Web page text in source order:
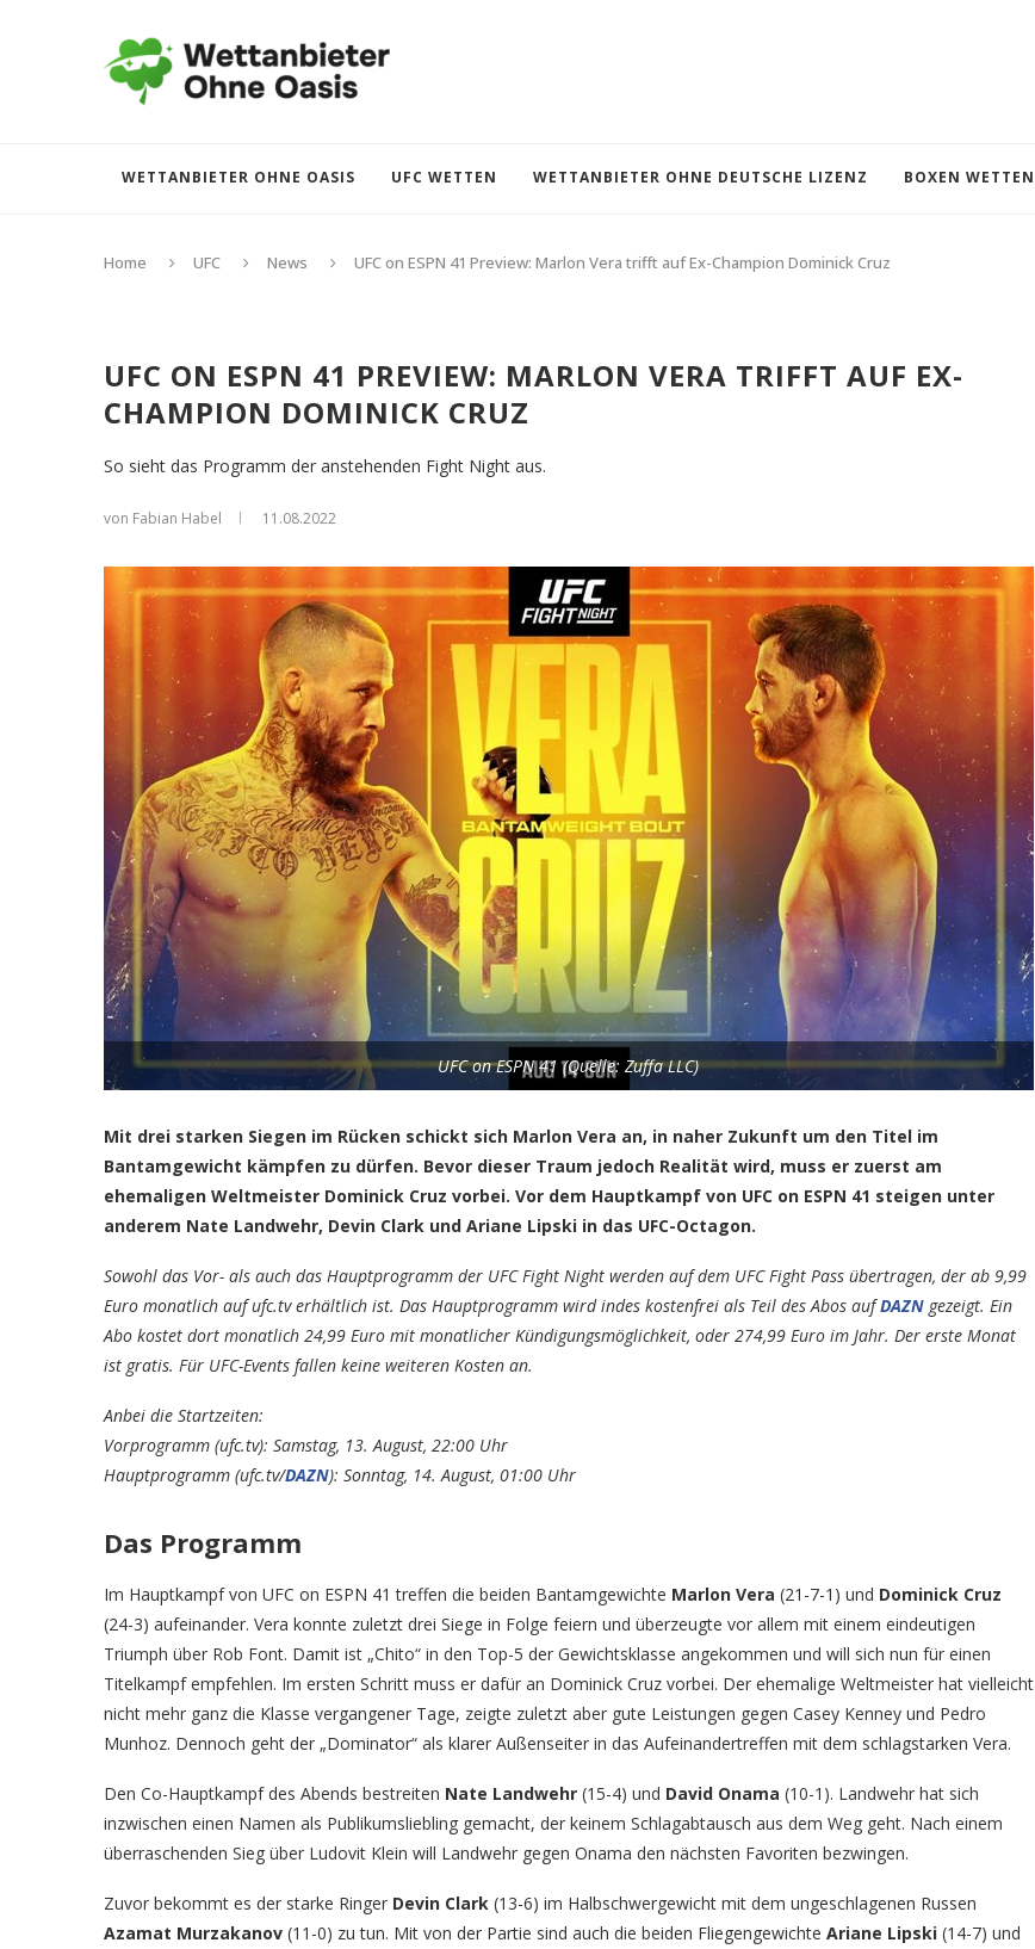
WETTANBIETER OHNE OASIS UFC WETTEN WETTANBIETER OHNE DEUTSCHE LIZENZ BOXEN WETTEN
Home UFC News UFC on ESPN 41 Preview: Marlon Vera trifft auf Ex-Champion Dominick Cruz
UFC ON ESPN 41 PREVIEW: MARLON VERA TRIFFT AUF EX-
CHAMPION DOMINICK CRUZ
So sieht das Programm der anstehenden Fight Night aus.
von Fabian Habel 11.08.2022
UFC on ESPN 41 (Quelle: Zuffa LLC)
Mit drei starken Siegen im Rücken schickt sich Marlon Vera an, in naher Zukunft um den Titel im
Bantamgewicht kämpfen zu dürfen. Bevor dieser Traum jedoch Realität wird, muss er zuerst am
ehemaligen Weltmeister Dominick Cruz vorbei. Vor dem Hauptkampf von UFC on ESPN 41 steigen unter
anderem Nate Landwehr, Devin Clark und Ariane Lipski in das UFC-Octagon.
Sowohl das Vor- als auch das Hauptprogramm der UFC Fight Night werden auf dem UFC Fight Pass übertragen, der ab 9,99
Euro monatlich auf ufc.tv erhältlich ist. Das Hauptprogramm wird indes kostenfrei als Teil des Abos aufDAZN gezeigt. Ein
Abo kostet dort monatlich 24,99 Euro mit monatlicher Kündigungsmöglichkeit, oder 274,99 Euro im Jahr. Der erste Monat
ist gratis. Für UFC-Events fallen keine weiteren Kosten an.
Anbei die Startzeiten:
Vorprogramm (ufc.tv): Samstag, 13. August, 22:00 Uhr
Hauptprogramm (ufc.tv/DAZN): Sonntag, 14. August, 01:00 Uhr
Das Programm
Im Hauptkampf von UFC on ESPN 41 treffen die beiden Bantamgewichte Marlon Vera (21-7-1) und Dominick Cruz
(24-3) aufeinander. Vera konnte zuletzt drei Siege in Folge feiern und überzeugte vor allem mit einem eindeutigen
Triumph über Rob Font. Damit ist „Chito“ in den Top-5 der Gewichtsklasse angekommen und will sich nun für einen
Titelkampf empfehlen. Im ersten Schritt muss er dafür an Dominick Cruz vorbei. Der ehemalige Weltmeister hat vielleicht
nicht mehr ganz die Klasse vergangener Tage, zeigte zuletzt aber gute Leistungen gegen Casey Kenney und Pedro
Munhoz. Dennoch geht der „Dominator“ als klarer Außenseiter in das Aufeinandertreffen mit dem schlagstarken Vera.
Den Co-Hauptkampf des Abends bestreiten Nate Landwehr (15-4) und David Onama (10-1). Landwehr hat sich
inzwischen einen Namen als Publikumsliebling gemacht, der keinem Schlagabtausch aus dem Weg geht. Nach einem
überraschenden Sieg über Ludovit Klein will Landwehr gegen Onama den nächsten Favoriten bezwingen.
Zuvor bekommt es der starke Ringer Devin Clark (13-6) im Halbschwergewicht mit dem ungeschlagenen Russen
Azamat Murzakanov (11-0) zu tun. Mit von der Partie sind auch die beiden Fliegengewichte Ariane Lipski (14-7) und